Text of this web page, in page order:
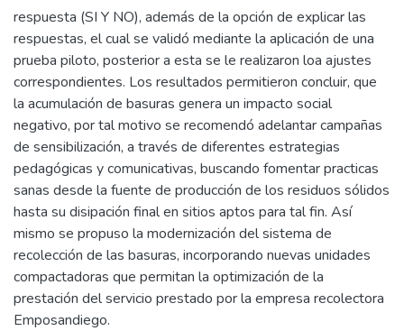
respuesta (SI Y NO), además de la opción de explicar las
respuestas, el cual se validó mediante la aplicación de una
prueba piloto, posterior a esta se le realizaron loa ajustes
correspondientes. Los resultados permitieron concluir, que
la acumulación de basuras genera un impacto social
negativo, por tal motivo se recomendó adelantar campañas
de sensibilización, a través de diferentes estrategias
pedagógicas y comunicativas, buscando fomentar practicas
sanas desde la fuente de producción de los residuos sólidos
hasta su disipación final en sitios aptos para tal fin. Así
mismo se propuso la modernización del sistema de
recolección de las basuras, incorporando nuevas unidades
compactadoras que permitan la optimización de la
prestación del servicio prestado por la empresa recolectora
Emposandiego.